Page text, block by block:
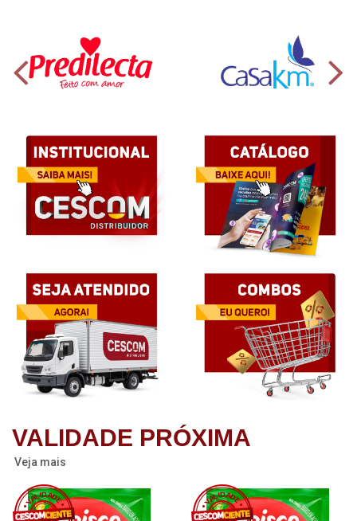
VALIDADE PRÓXIMA
Veja mais